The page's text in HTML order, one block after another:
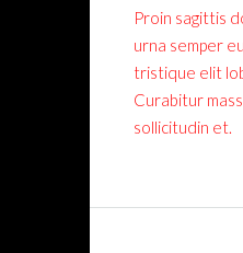
Proin sagittis
urna semper
tristique elit
Curabitur
sollicitudin et.